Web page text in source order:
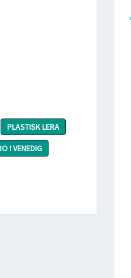
PLASTISK LERA
I VENEDIG